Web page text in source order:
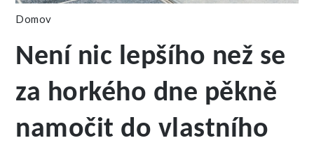
Domov
Není nic lepšího než se
za horkého dne pěkně
namočit do vlastního